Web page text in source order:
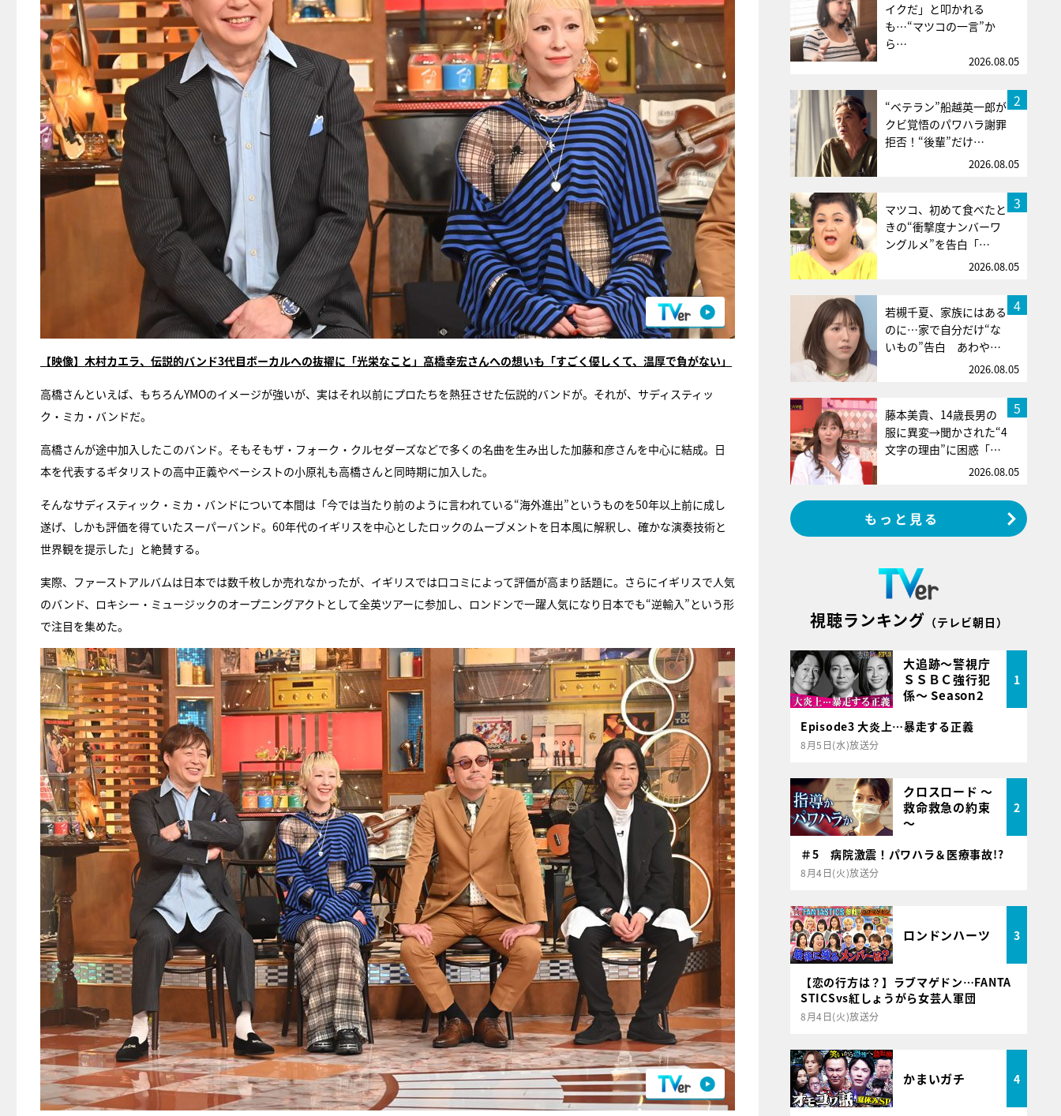
【映像】木村カエラ、伝説的バンド3代目ボーカルへの抜擢に「光栄なこと」高橋幸宏さんへの想いも「すごく優しくて、温厚で負がない」
高橋さんといえば、もちろんYMOのイメージが強いが、実はそれ以前にプロたちを熱狂させた伝説的バンドが。それが、サディスティッ
ク・ミカ・バンドだ。
高橋さんが途中加入したこのバンド。そもそもザ・フォーク・クルセダーズなどで多くの名曲を生み出した加藤和彦さんを中心に結成。日
本を代表するギタリストの高中正義やベーシストの小原礼も高橋さんと同時期に加入した。
そんなサディスティック・ミカ・バンドについて本間は「今では当たり前のように言われている“海外進出”というものを50年以上前に成し
遂げ、しかも評価を得ていたスーパーバンド。60年代のイギリスを中心としたロックのムーブメントを日本風に解釈し、確かな演奏技術と
世界観を提示した」と絶賛する。
実際、ファーストアルバムは日本では数千枚しか売れなかったが、イギリスでは口コミによって評価が高まり話題に。さらにイギリスで人気
のバンド、ロキシー・ミュージックのオープニングアクトとして全英ツアーに参加し、ロンドンで一躍人気になり日本でも“逆輸入”という形
で注目を集めた。
イクだ」と叩かれる
も…“マツコの一言”か
ら…
2026.08.05
2
“ベテラン”船越英一郎が
クビ覚悟のパワハラ謝罪
拒否！“後輩”だけ…
2026.08.05
3
マツコ、初めて食べたと
きの“衝撃度ナンバーワ
ングルメ”を告白「…
2026.08.05
4
若槻千夏、家族にはある
のに…家で自分だけ“な
いもの”告白 あわや…
2026.08.05
5
藤本美貴、14歳長男の
服に異変→聞かされた“4
文字の理由”に困惑「…
2026.08.05
もっと見る
視聴ランキング （テレビ朝日）
大追跡～警視庁
ＳＳＢＣ強行犯
係～ Season2
1
Episode3 大炎上…暴走する正義
8月5日(水)放送分
クロスロード ～
救命救急の約束
～
2
＃5 病院激震！パワハラ＆医療事故!?
8月4日(火)放送分
ロンドンハーツ 3
【恋の行方は？】ラブマゲドン…FANTA
STICSvs紅しょうがら女芸人軍団
8月4日(火)放送分
かまいガチ 4